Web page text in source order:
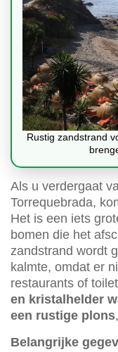
Rustig zandstrand
Als u verdergaat
Torrequebrada,
Het is een iets
bomen die het
zandstrand wordt
kalmte, omdat er
restaurants of
en kristalhelder
een rustige plons
Belangrijke